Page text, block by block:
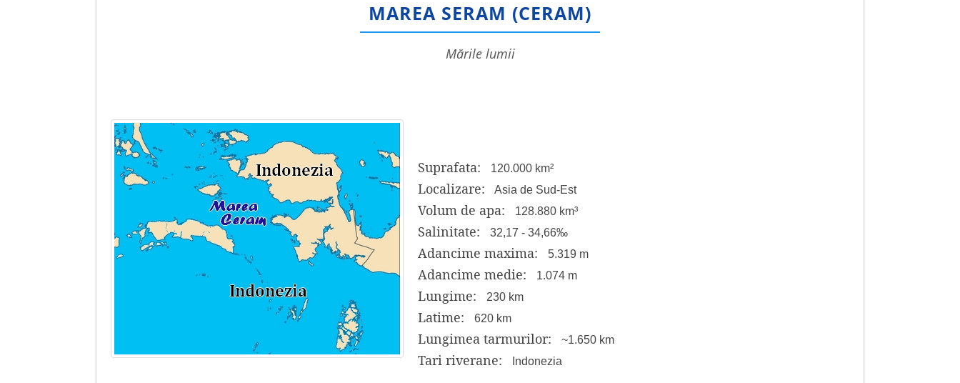
MAREA SERAM (CERAM)
mările lumii
Suprafata: 120.000 km²
Localizare: Asia de Sud-Est
Volum de apa: 128.880 km³
Salinitate: 32,17 - 34,66‰
Adancime maxima: 5.319 m
Adancime medie: 1.074 m
Lungime: 230 km
Latime: 620 km
Lungimea tarmurilor: ~1.650 km
Tari riverane: Indonezia